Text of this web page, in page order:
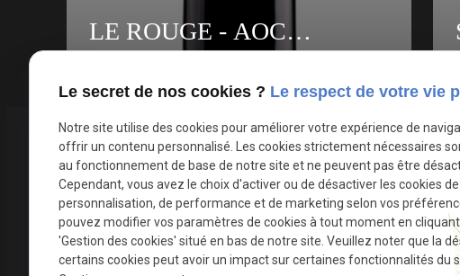
dès à présent ou à garder pendant 5 ans. Entre
8 et 10 ans
LE ROUGE - AOC
Découvrez Le Rouge, une création unique du
passion à partir des cépages Braucol et
Syrah. Description de l'AOC Gaillac Rouge
Cépage : Braucol et Syrah Âge de la vigne :
40 ans Sol : Argilo-Calcaire Élaboration :
Récolte mécanique. Macération de 18 à 21
jours à 25°C. Lorsque la fermentation
alcoolique est terminée, nous décuvons pour
Téléphone
05 82 88 40 13
Le secret de nos cookies ? Le respect de votre vie
Notre site utilise des cookies pour améliorer votre expérience de
offrir un contenu personnalisé. Les cookies strictement nécessaires
au fonctionnement de base de notre site et ne peuvent pas être
Cependant, vous avez le choix d'activer ou de désactiver les cookies de
personnalisation, de performance et de marketing selon vos
pouvez modifier vos paramètres de cookies à tout moment en cliquant
'Gestion des cookies' situé en bas de notre site. Veuillez noter que la
certains cookies peut avoir un impact sur certaines fonctionnalités du